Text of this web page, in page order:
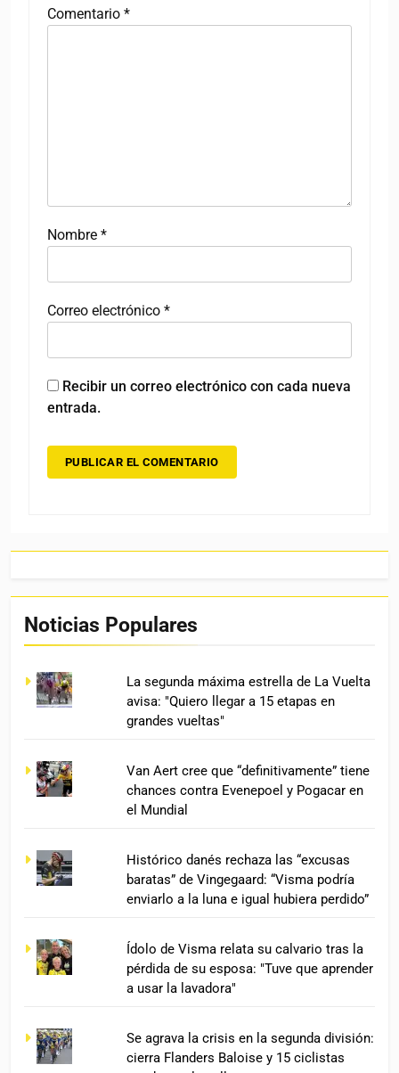
Comentario *
Nombre *
Correo electrónico *
Recibir un correo electrónico con cada nueva
entrada.
Noticias Populares
La segunda máxima estrella de La Vuelta
avisa: "Quiero llegar a 15 etapas en
grandes vueltas"
Van Aert cree que “definitivamente” tiene
chances contra Evenepoel y Pogacar en
el Mundial
Histórico danés rechaza las “excusas
baratas” de Vingegaard: “Visma podría
enviarlo a la luna e igual hubiera perdido”
Ídolo de Visma relata su calvario tras la
pérdida de su esposa: "Tuve que aprender
a usar la lavadora"
Se agrava la crisis en la segunda división:
cierra Flanders Baloise y 15 ciclistas